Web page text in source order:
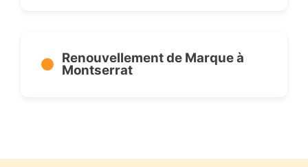
Renouvellement de Marque à
Montserrat